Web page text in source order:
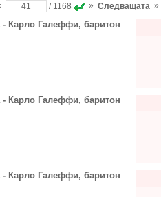
/ 1168 » Следващата »
- Карло Галеффи, баритон
- Карло Галеффи, баритон
- Карло Галеффи, баритон